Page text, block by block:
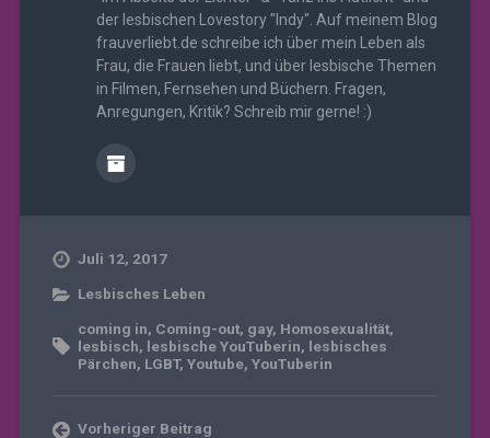
der lesbischen Lovestory "Indy". Auf meinem Blog
frauverliebt.de schreibe ich über mein Leben als
Frau, die Frauen liebt, und über lesbische Themen
in Filmen, Fernsehen und Büchern. Fragen,
Anregungen, Kritik? Schreib mir gerne! :)
Juli 12, 2017
Lesbisches Leben
coming in, Coming-out, gay, Homosexualität,
lesbisch, lesbische YouTuberin, lesbisches
Pärchen, LGBT, Youtube, YouTuberin
Vorheriger Beitrag